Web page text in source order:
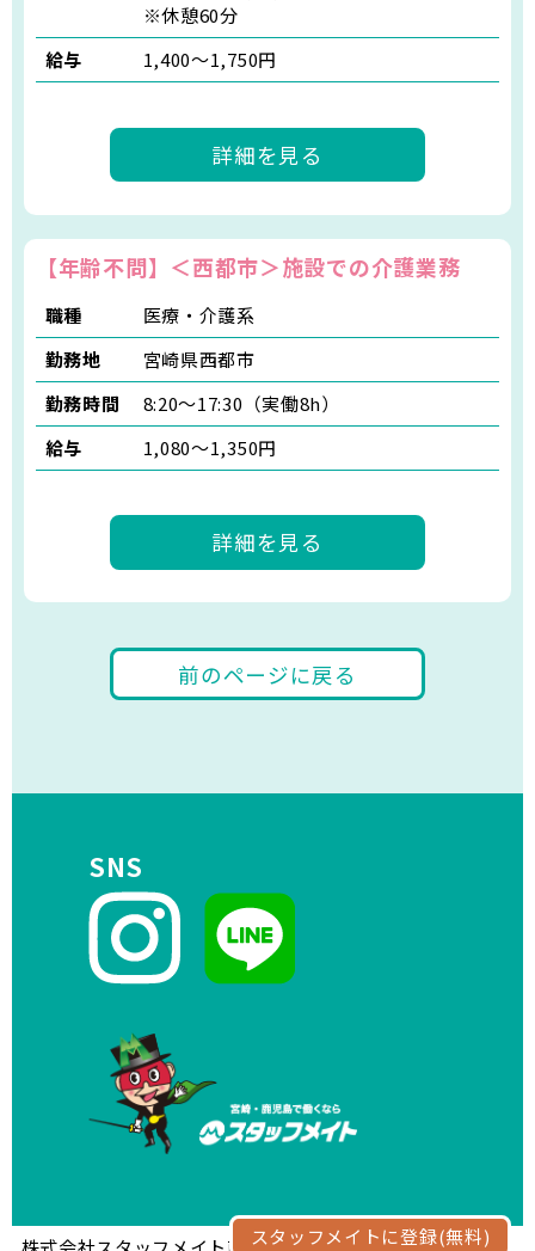
スタッフメイトに登録(無料)
※休憩60分
給与
1,400〜1,750円
詳細を見る
【年齢不問】＜西都市＞施設での介護業務
職種
医療・介護系
勤務地
宮崎県西都市
勤務時間
8:20～17:30（実働8h）
給与
1,080〜1,350円
詳細を見る
前のページに戻る
SNS